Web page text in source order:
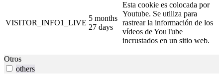
VISITOR_INFO1_LIVE
5 months
27 days
Esta cookie es colocada por
Youtube. Se utiliza para
rastrear la información de los
vídeos de YouTube
incrustados en un sitio web.
Otros
others